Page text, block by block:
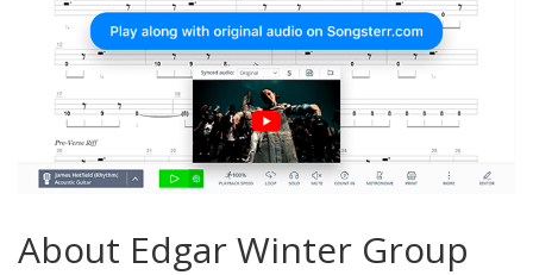
About Edgar Winter Group